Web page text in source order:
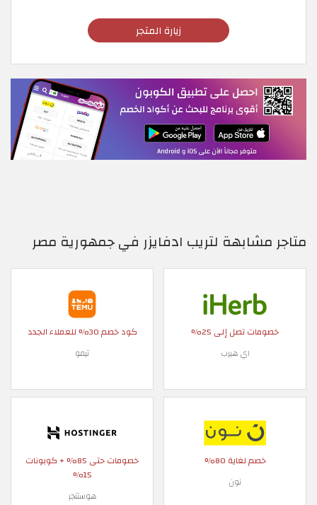
زيارة المتجر
متاجر مشابهة لتريب ادفايزر في جمهورية مصر
خصومات تصل إلى 25%
اي هيرب
كود خصم 30% للعملاء الجدد
تيمو
خصم لغاية 80%
نون
خصومات حتى 85% + كوبونات
15%
هوستنجر